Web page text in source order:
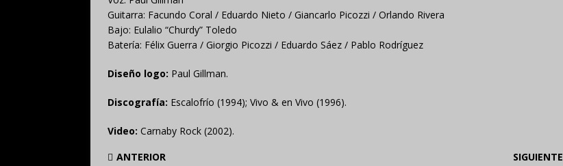
Guitarra: Facundo Coral / Eduardo Nieto / Giancarlo Picozzi / Orlando Rivera
Bajo: Eulalio “Churdy” Toledo
Batería: Félix Guerra / Giorgio Picozzi / Eduardo Sáez / Pablo Rodríguez
Diseño logo: Paul Gillman.
Discografía: Escalofrío (1994); Vivo & en Vivo (1996).
Video: Carnaby Rock (2002).
ANTERIOR
SIGUIENTE